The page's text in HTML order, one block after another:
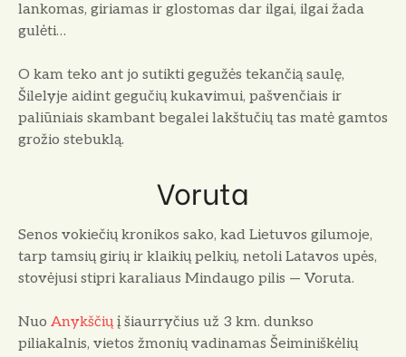
lankomas, giriamas ir glostomas dar il­gai, ilgai žada
gulėti…
O kam teko ant jo sutikti gegužės tekančią saulę,
Šilelyje aidint gegučių kukavimui, pašven­čiais ir
paliūniais skambant begalei lakštučių tas matė gamtos
grožio stebuklą.
Voruta
Senos vokiečių kronikos sako, kad Lietuvos gilumoje,
tarp tamsių girių ir klaikių pelkių, ne­toli Latavos upės,
stovėjusi stipri karaliaus Mindaugo pilis — Voruta.
Nuo Anykščių į šiaurryčius už 3 km. dunkso
piliakalnis, vietos žmonių vadinamas Šeiminiškėlių